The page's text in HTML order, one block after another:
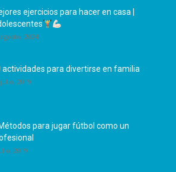
ejercicios para hacer en casa |
2024
actividades para divertirse en familia
2019
para jugar fútbol como un
2019